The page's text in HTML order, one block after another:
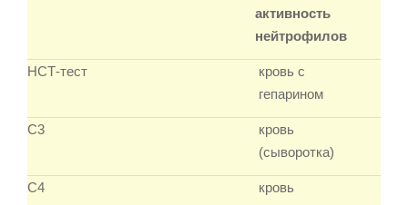
активность
нейтрофилов
НСТ-тест
кровь с
гепарином
С3
кровь
(сыворотка)
С4
кровь